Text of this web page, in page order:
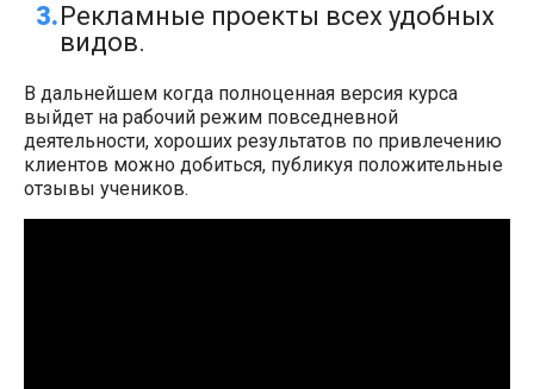
Рекламные проекты всех удобных
видов.
В дальнейшем когда полноценная версия курса
выйдет на рабочий режим повседневной
деятельности, хороших результатов по привлечению
клиентов можно добиться, публикуя положительные
отзывы учеников.